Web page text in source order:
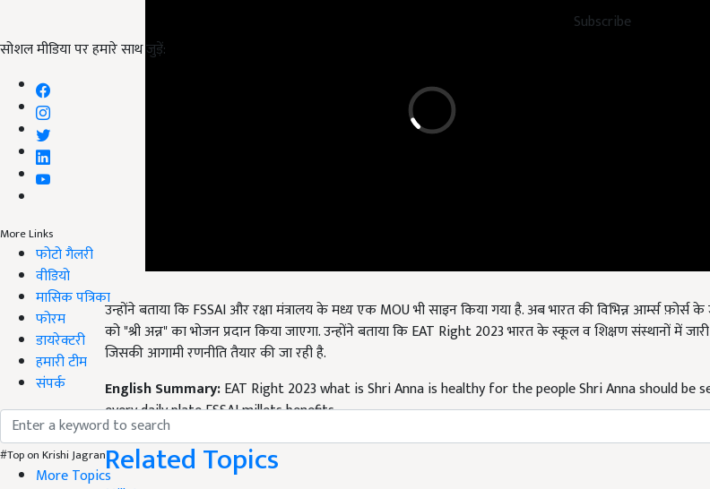
Subscribe
सोशल मीडिया पर हमारे साथ जुड़ें:
More Links
फोटो गैलरी
वीडियो
मासिक पत्रिका
फोरम
डायरेक्टरी
हमारी टीम
संपर्क
#Top on Krishi Jagran
More Topics
उन्होंने बताया कि FSSAI और रक्षा मंत्रालय के मध्य एक MOU भी साइन किया गया है. अब भारत की विभिन्न आर्म्स फ़ोर्स के
को "श्री अन्न" का भोजन प्रदान किया जाएगा. उन्होंने बताया कि EAT Right 2023 भारत के स्कूल व शिक्षण संस्थानों में
जिसकी आगामी रणनीति तैयार की जा रही है.
EAT Right 2023 what is Shri Anna is healthy for the people Shri Anna should be
every daily plate FSSAI millets benefits
Published on:31 October 2023, 04:05 PM IST
Related Topics
Millets